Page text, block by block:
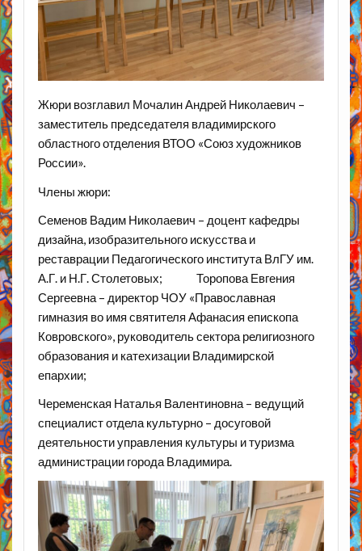
Жюри возглавил Мочалин Андрей Николаевич –
заместитель председателя владимирского
областного отделения ВТОО «Союз художников
России».
Члены жюри:
Семенов Вадим Николаевич – доцент кафедры
дизайна, изобразительного искусства и
реставрации Педагогического института ВлГУ им.
А.Г. и Н.Г. Столетовых; Торопова Евгения
Сергеевна – директор ЧОУ «Православная
гимназия во имя святителя Афанасия епископа
Ковровского», руководитель сектора религиозного
образования и катехизации Владимирской
епархии;
Череменская Наталья Валентиновна – ведущий
специалист отдела культурно – досуговой
деятельности управления культуры и туризма
администрации города Владимира.